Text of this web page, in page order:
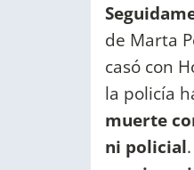
de Marta
casó con
la policía
muerte
ni policial.